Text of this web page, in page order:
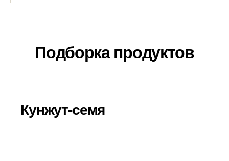
Подборка продуктов
Кунжут-семя